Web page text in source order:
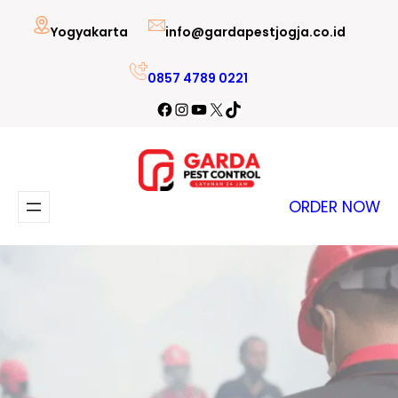
Lewati
Yogyakarta info@gardapestjogja.co.id
0857 4789 0221
Facebook
Instagram
YouTube
X TikTok
ORDER NOW